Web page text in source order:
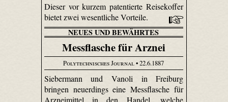
Dieser vor kurzem patentierte Reisekoffer
bietet zwei wesentliche Vorteile.
NEUES UND BEWÄHRTES
Messflasche für Arznei
Polytechnisches Journal• 22.6.1887
Siebermann und Vanoli in Freiburg
bringen neuerdings eine Messflasche für
Arzneimittel in den Handel, welche